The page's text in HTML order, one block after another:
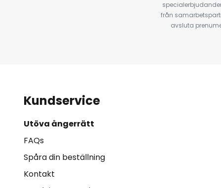
från
avsluta
Kundservice
Utöva ångerrätt
FAQs
Spåra din beställning
Kontakt